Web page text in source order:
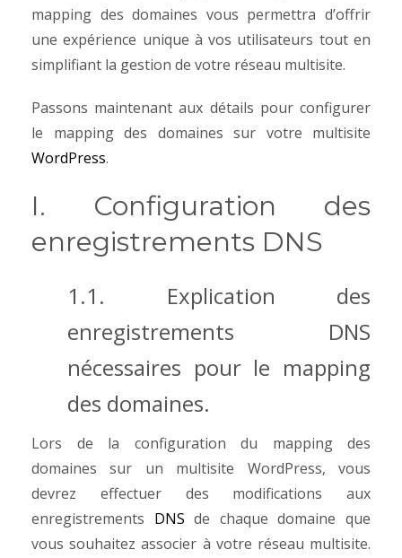
mapping des domaines vous permettra d’offrir
une expérience unique à vos utilisateurs tout en
simplifiant la gestion de votre réseau multisite.
Passons maintenant aux détails pour configurer
le mapping des domaines sur votre multisite
WordPress.
I. Configuration des
enregistrements DNS
1.1. Explication des
enregistrements DNS
nécessaires pour le mapping
des domaines.
Lors de la configuration du mapping des
domaines sur un multisite WordPress, vous
devrez effectuer des modifications aux
enregistrements DNS de chaque domaine que
vous souhaitez associer à votre réseau multisite.